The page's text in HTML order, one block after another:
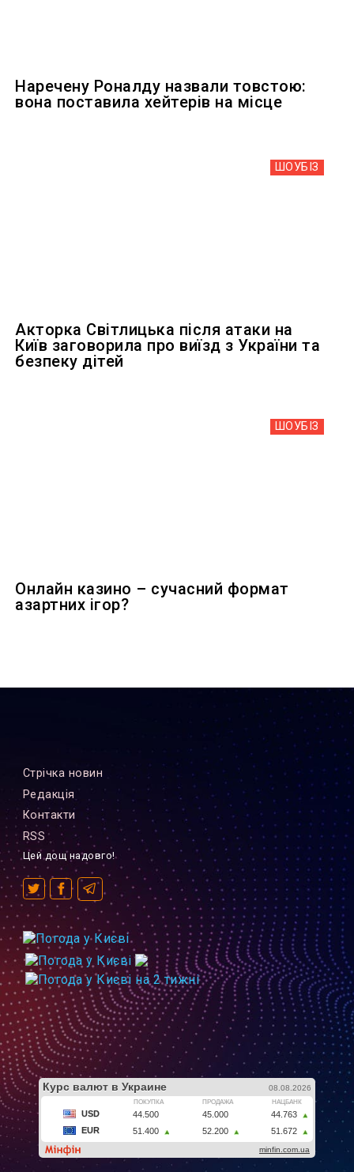
Наречену Роналду назвали товстою:
вона поставила хейтерів на місце
ШОУБIЗ
Акторка Світлицька після атаки на
Київ заговорила про виїзд з України та
безпеку дітей
ШОУБIЗ
Онлайн казино – сучасний формат
азартних ігор?
Стрiчка новин
Редакцiя
Контакти
RSS
Цей дощ надовго!